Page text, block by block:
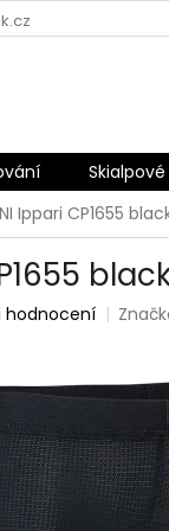
Ippari CP1655
hodnocení